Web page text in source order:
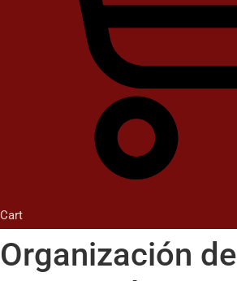
Cart
Organización de